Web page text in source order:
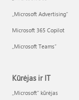
„Microsoft Advertising“
Microsoft 365 Copilot
„Microsoft Teams“
Kūrėjas ir IT
„Microsoft“ kūrėjas